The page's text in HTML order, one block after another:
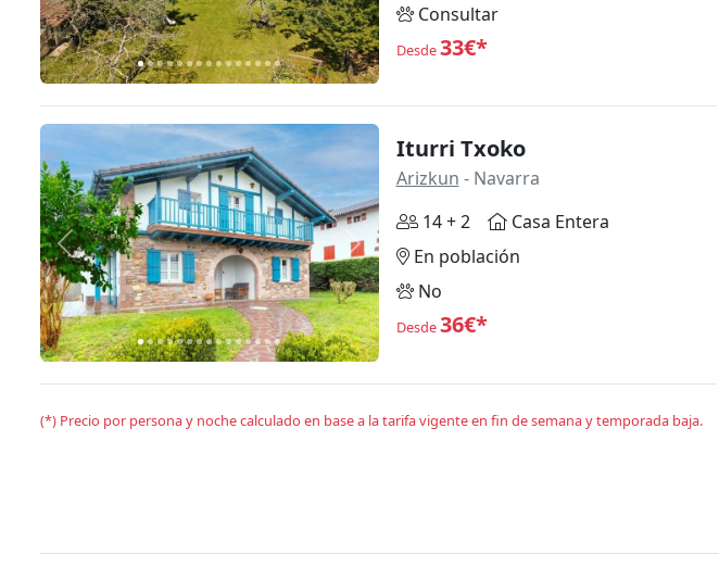
Consultar
Desde33€*
Anterior Siguiente
Iturri Txoko
Arizkun - Navarra
14 + 2
Casa Entera
En población
No
Desde36€*
(*) Precio por persona y noche calculado en base a la tarifa vigente en fin de semana y temporada baja.